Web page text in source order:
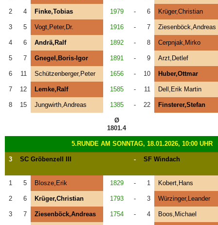
2 4 Finke,Tobias 1979 - 6 Krüger,Christian
3 5 Vogt,Peter,Dr. 1916 - 7 Ziesenböck,Andreas
4 6 Andrä,Ralf 1892 - 8 Cerpnjak,Mirko
5 7 Gnegel,Boris-Igor 1891 - 9 Arzt,Detlef
6 11 Schützenberger,Peter 1656 - 10 Huber,Ottmar
7 12 Lemke,Ralf 1585 - 11 Dell,Erik Martin
8 15 Jungwirth,Andreas 1385 - 22 Finsterer,Stefan
Ø
1801.4
5.RUNDE AM SONNTAG, 18.01.2026, 10:00 UHR
3 SC Gröbenzell III - SF Windach
1 5 Blosze,Erik 1829 - 1 Kobert,Hans
2 6 Krüger,Christian 1793 - 3 Würzinger,Leander
3 7 Ziesenböck,Andreas 1754 - 4 Boos,Michael